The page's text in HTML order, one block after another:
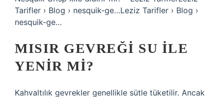
Tarifler › Blog › nesquik-ge…Leziz Tarifler › Blog ›
nesquik-ge…
MISIR GEVREĞI SU ILE
YENIR MI?
Kahvaltılık gevrekler genellikle sütle tüketilir. Ancak